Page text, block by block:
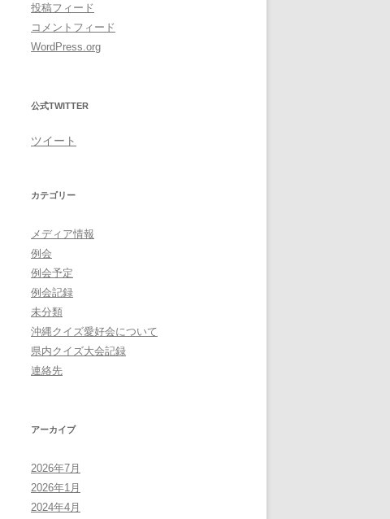
投稿フィード
コメントフィード
WordPress.org
公式TWITTER
ツイート
カテゴリー
メディア情報
例会
例会予定
例会記録
未分類
沖縄クイズ愛好会について
県内クイズ大会記録
連絡先
アーカイブ
2026年7月
2026年1月
2024年4月